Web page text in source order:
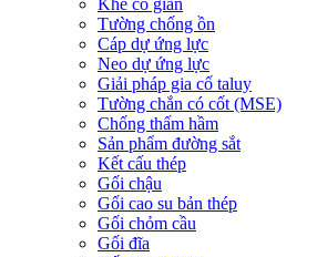
Khe co giãn
Tường chống ồn
Cáp dự ứng lực
Neo dự ứng lực
Giải pháp gia cố taluy
Tường chắn có cốt (MSE)
Chống thấm hầm
Sản phẩm đường sắt
Kết cấu thép
Gối chậu
Gối cao su bản thép
Gối chỏm cầu
Gối đĩa